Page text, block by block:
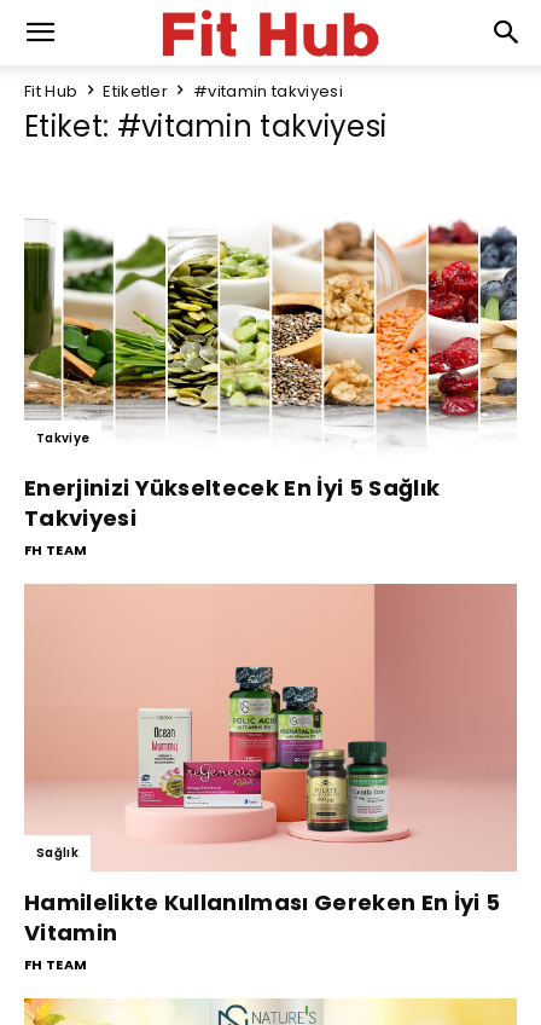
Fit Hub Etiketler #vitamin takviyesi
Etiket: #vitamin takviyesi
Takviye
Enerjinizi Yükseltecek En İyi 5 Sağlık
Takviyesi
FH TEAM
Sağlık
Hamilelikte Kullanılması Gereken En İyi 5
Vitamin
FH TEAM